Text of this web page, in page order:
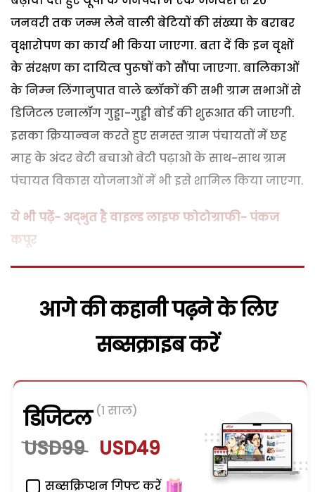
जनवरी तक जन्‍म लेने वाली बेटियों की संख्‍या के बराबर
वृक्षारोपण का कार्य भी किया जाएगा. बता दें कि इन वृक्षों
के संरक्षण का दायित्‍व पुरूषों को सौंपा जाएगा. बालिकाओं
के निम्‍न लिंगानुपात वाले ब्‍लॉकों की सभी ग्राम सभाओं से
डिजिटल एनालॉग गुड्डा-गुड्डी बोर्ड की शुरूआत की जाएगी.
इसका क्रियान्‍वन करते हुए समस्‍त ग्राम पंचायतों में छह
माह के अंदर बेटी बचाओ बेटी पढ़ाओ के साथ-साथ ग्राम
पंचायत विकास योजनाओं में भी इसे शामिल किया जाएगा.
ये भी पढ़ें- अद्भुत है वाइल्ड लाइफ फोटोग्राफी- पंकज
कपूर
आगे की कहानी पढ़ने के लिए
सब्सक्राइब करें
डिजिटल (1 साल)
USD99 USD49
सब्सक्रिप्शन गिफ्ट करें